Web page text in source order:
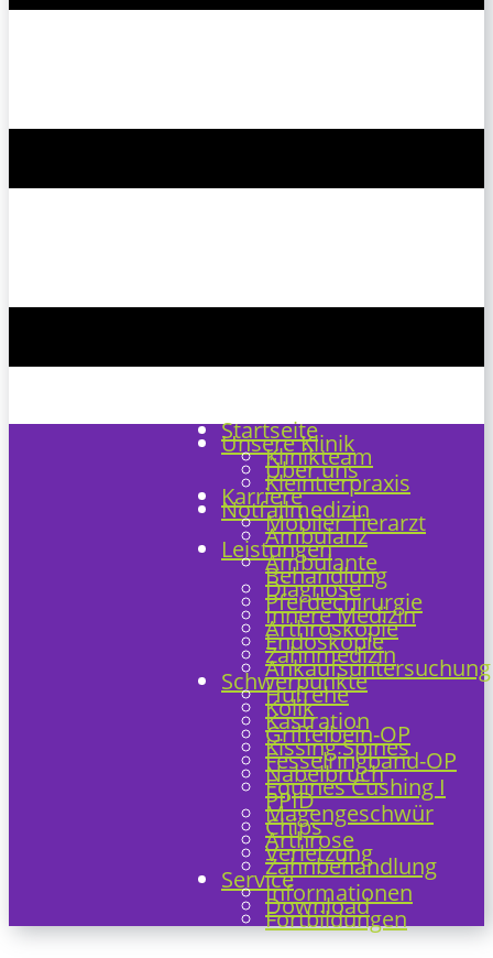
Startseite
Unsere Klinik
Klinikteam
Über uns
Kleintierpraxis
Karriere
Notfallmedizin
Mobiler Tierarzt
Ambulanz
Leistungen
Ambulante
Behandlung
Diagnose
Pferdechirurgie
Innere Medizin
Arthroskopie
Endoskopie
Zahnmedizin
Ankaufsuntersuchung
Schwerpunkte
Hufrehe
Kolik
Kastration
Griffelbein-OP
Kissing Spines
Fesselringband-OP
Nabelbruch
Equines Cushing I
PPID
Magengeschwür
Chips
Arthrose
Verletzung
Zahnbehandlung
ServiceInformationen
Download
Fortbildungen